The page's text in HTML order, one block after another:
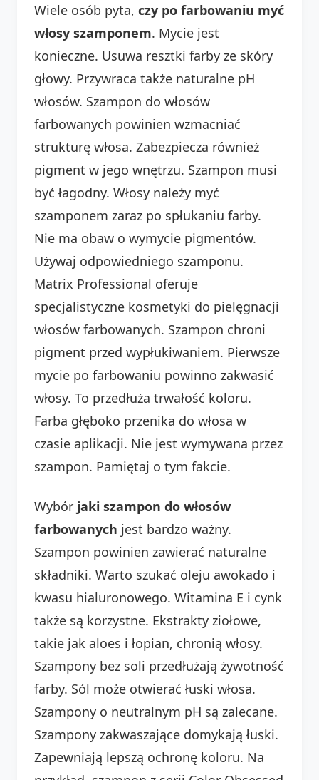
Wiele osób pyta, czy po farbowaniu myć
włosy szamponem. Mycie jest
konieczne. Usuwa resztki farby ze skóry
głowy. Przywraca także naturalne pH
włosów. Szampon do włosów
farbowanych powinien wzmacniać
strukturę włosa. Zabezpiecza również
pigment w jego wnętrzu. Szampon musi
być łagodny. Włosy należy myć
szamponem zaraz po spłukaniu farby.
Nie ma obaw o wymycie pigmentów.
Używaj odpowiedniego szamponu.
Matrix Professional oferuje
specjalistyczne kosmetyki do pielęgnacji
włosów farbowanych. Szampon chroni
pigment przed wypłukiwaniem. Pierwsze
mycie po farbowaniu powinno zakwasić
włosy. To przedłuża trwałość koloru.
Farba głęboko przenika do włosa w
czasie aplikacji. Nie jest wymywana przez
szampon. Pamiętaj o tym fakcie.
Wybór jaki szampon do włosów
farbowanych jest bardzo ważny.
Szampon powinien zawierać naturalne
składniki. Warto szukać oleju awokado i
kwasu hialuronowego. Witamina E i cynk
także są korzystne. Ekstrakty ziołowe,
takie jak aloes i łopian, chronią włosy.
Szampony bez soli przedłużają żywotność
farby. Sól może otwierać łuski włosa.
Szampony o neutralnym pH są zalecane.
Szampony zakwaszające domykają łuski.
Zapewniają lepszą ochronę koloru. Na